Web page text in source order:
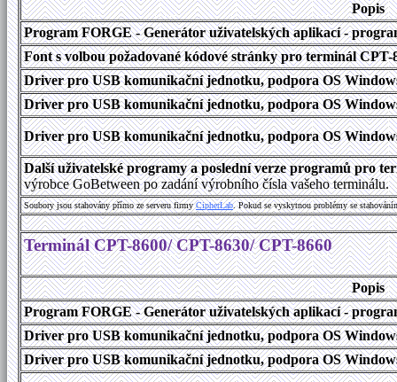
Popis
Program FORGE - Generátor uživatelských aplikací -
Font s volbou požadované kódové stránky pro terminál
Driver pro USB komunikační jednotku, podpora OS
Driver pro USB komunikační jednotku, podpora OS
Driver pro USB komunikační jednotku, podpora OS
Další uživatelské programy a poslední verze programů pro
výrobce GoBetween po zadání výrobního čísla vašeho terminálu.
Soubory jsou stahovány přímo ze serveru firmyCipherLab. Pokud se vyskytnou problémy se
Terminál CPT-8600/ CPT-8630/ CPT-8660
Popis
Program FORGE - Generátor uživatelských aplikací -
Driver pro USB komunikační jednotku, podpora OS
Driver pro USB komunikační jednotku, podpora OS